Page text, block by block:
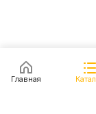
Главная